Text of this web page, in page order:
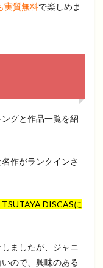
実質無料で楽しめま
グと作品一覧を紹
作がランクインさ
DISCASに
ましたが、ジャニ
ので、興味のある